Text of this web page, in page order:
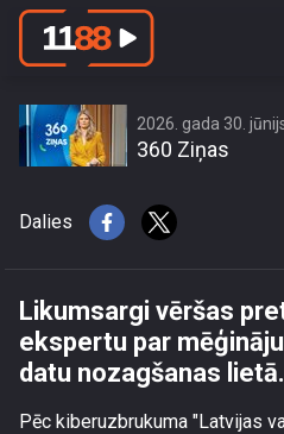
Likumsargi vēršas
LVM datu
2026. gada 30.
360 Ziņas
Dalies
Likumsargi vēršas
ekspertu par
datu nozagšanas lietā.
Pēc kiberuzbrukuma "Latvijas